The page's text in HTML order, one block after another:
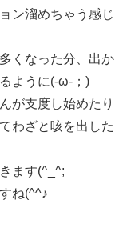
ン溜めちゃう感じ
くなった分、出か
ように(-ω-；)
が支度し始めたり
わざと咳を出した
ます(^_^;
ね(^^♪